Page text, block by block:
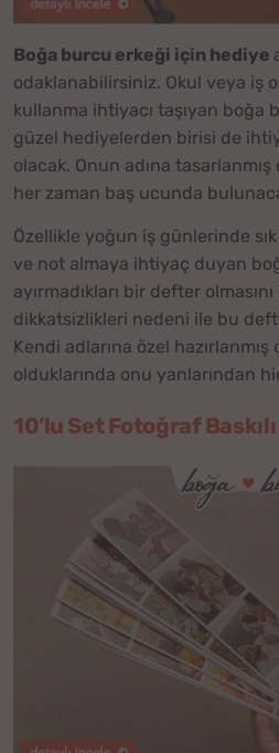
Boğa burcu erkeği için hediye
odaklanabilirsiniz. Okul veya iş
kullanma ihtiyacı taşıyan boğa
güzel hediyelerden birisi de
olacak. Onun adına tasarlanmış
her zaman baş ucunda
Özellikle yoğun iş günlerinde
ve not almaya ihtiyaç duyan
ayırmadıkları bir defter
dikkatsizlikleri nedeni ile bu
Kendi adlarına özel
olduklarında onu yanlarından
10’lu Set Fotoğraf